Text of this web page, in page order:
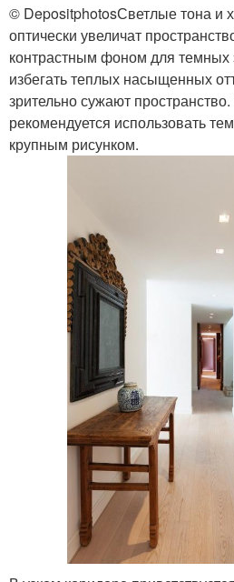
© DepositphotosСветлые тона и
оптически увеличат
контрастным фоном для темных
избегать теплых насыщенных
зрительно сужают
рекомендуется использовать
крупным рисунком.